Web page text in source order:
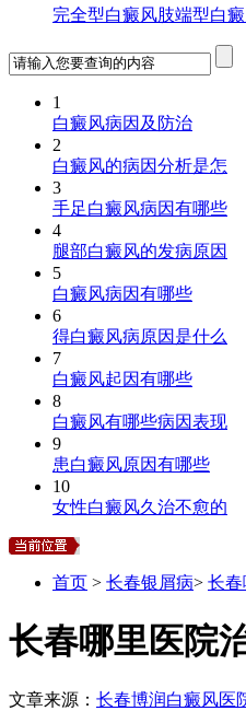
完全型白癜风肢端型白
1
白癜风病因及防治
2
白癜风的病因分析是怎
3
手足白癜风病因有哪些
4
腿部白癜风的发病原因
5
白癜风病因有哪些
6
得白癜风病原因是什么
7
白癜风起因有哪些
8
白癜风有哪些病因表现
9
患白癜风原因有哪些
10
女性白癜风久治不愈的
首页 > 长春银屑病> 长
长春哪里医院
文章来源： 长春博润白癜风医